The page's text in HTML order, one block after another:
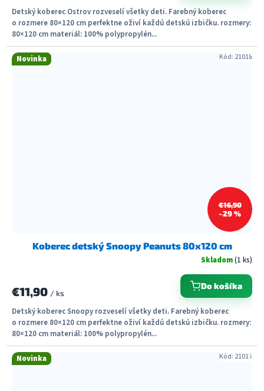
Detský koberec Ostrov rozveselí všetky deti. Farebný koberec
o rozmere 80×120 cm perfektne oživí každú detskú izbičku. rozmery:
80×120 cm materiál: 100% polypropylén...
Novinka
€16,90
–29 %
Koberec detský Snoopy Peanuts 80x120 cm
Skladom(1 ks)
€11,90 / ks
Do košíka
Detský koberec Snoopy rozveselí všetky deti. Farebný koberec
o rozmere 80×120 cm perfektne oživí každú detskú izbičku. rozmery:
80×120 cm materiál: 100% polypropylén...
Kód: 21018
Novinka Kód: 21017